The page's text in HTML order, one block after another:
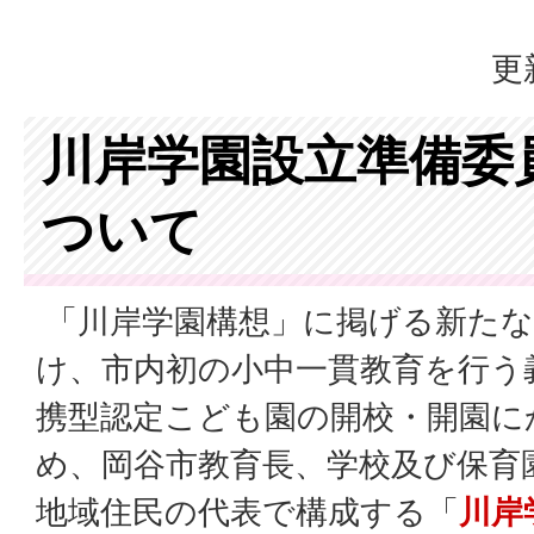
更
川岸学園設立準備
ついて
「川岸学園構想」に掲げる新た
け、市内初の小中一貫教育を行
携型認定こども園の開校・開園
め、岡谷市教育長、学校及び保
地域住民の代表で構成する「川